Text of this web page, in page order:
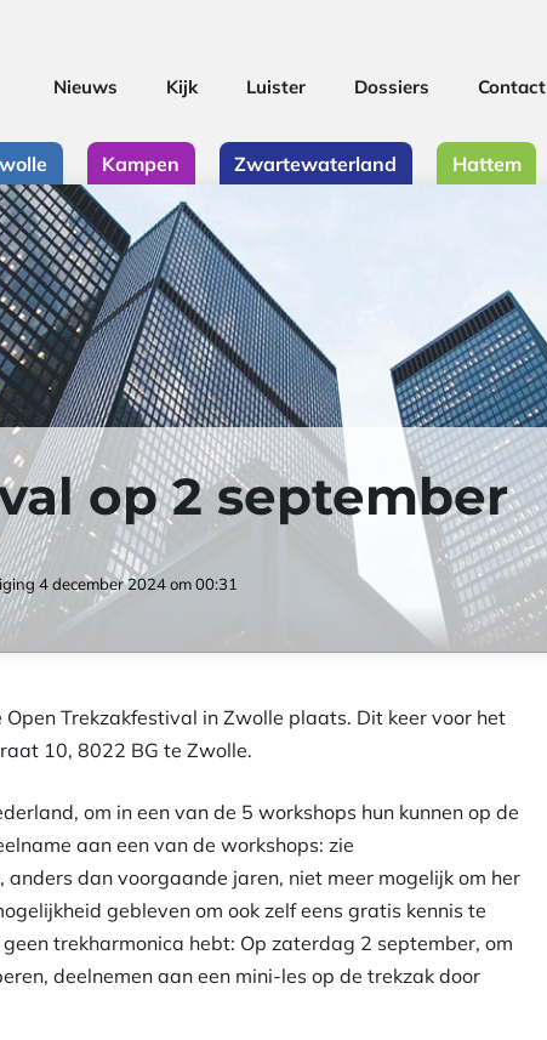
Nieuws Kijk Luister Dossiers Contact
Kampen Zwartewaterland Hattem
op 2 september
4 december 2024 om 00:31
Trekzakfestival in Zwolle plaats. Dit keer voor het
10, 8022 BG te Zwolle.
om in een van de 5 workshops hun kunnen op de
aan een van de workshops: zie
dan voorgaande jaren, niet meer mogelijk om her
gebleven om ook zelf eens gratis kennis te
trekharmonica hebt: Op zaterdag 2 september, om
deelnemen aan een mini-les op de trekzak door